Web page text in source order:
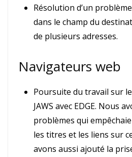
Résolution d’un
dans le champ du
de plusieurs adresses.
Navigateurs web
Poursuite du travail sur
JAWS avec EDGE. Nous
problèmes qui
les titres et les liens sur
avons aussi ajouté la